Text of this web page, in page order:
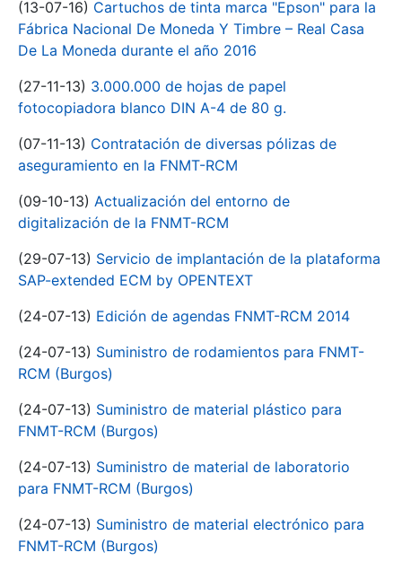
(13-07-16) Cartuchos de tinta marca "Epson" para la
Fábrica Nacional De Moneda Y Timbre – Real Casa
De La Moneda durante el año 2016
(27-11-13) 3.000.000 de hojas de papel
fotocopiadora blanco DIN A-4 de 80 g.
(07-11-13) Contratación de diversas pólizas de
aseguramiento en la FNMT-RCM
(09-10-13) Actualización del entorno de
digitalización de la FNMT-RCM
(29-07-13) Servicio de implantación de la plataforma
SAP-extended ECM by OPENTEXT
(24-07-13) Edición de agendas FNMT-RCM 2014
(24-07-13) Suministro de rodamientos para FNMT-
RCM (Burgos)
(24-07-13) Suministro de material plástico para
FNMT-RCM (Burgos)
(24-07-13) Suministro de material de laboratorio
para FNMT-RCM (Burgos)
(24-07-13) Suministro de material electrónico para
FNMT-RCM (Burgos)